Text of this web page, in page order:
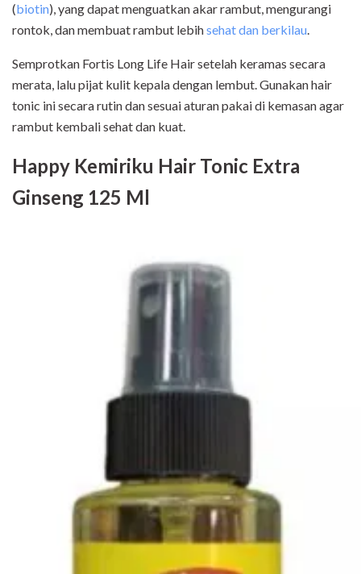
(biotin), yang dapat menguatkan akar rambut, mengurangi
rontok, dan membuat rambut lebihsehat dan berkilau.
Semprotkan Fortis Long Life Hair setelah keramas secara
merata, lalu pijat kulit kepala dengan lembut. Gunakan hair
tonic ini secara rutin dan sesuai aturan pakai di kemasan agar
rambut kembali sehat dan kuat.
Happy Kemiriku Hair Tonic Extra
Ginseng 125 Ml